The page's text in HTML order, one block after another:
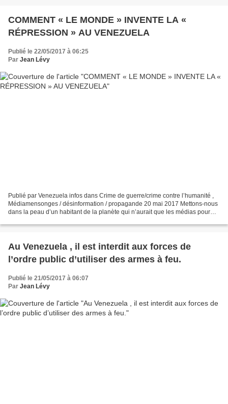
COMMENT « LE MONDE » INVENTE LA «
RÉPRESSION » AU VENEZUELA
Publié le 22/05/2017 à 06:25
Par Jean Lévy
Publié par Venezuela infos dans Crime de guerre/crime contre l’humanité ,
Médiamensonges / désinformation / propagande 20 mai 2017 Mettons-nous
dans la peau d’un habitant de la planète qui n’aurait que les médias pour
Au Venezuela , il est interdit aux forces de
l’ordre public d’utiliser des armes à feu.
Publié le 21/05/2017 à 06:07
Par Jean Lévy